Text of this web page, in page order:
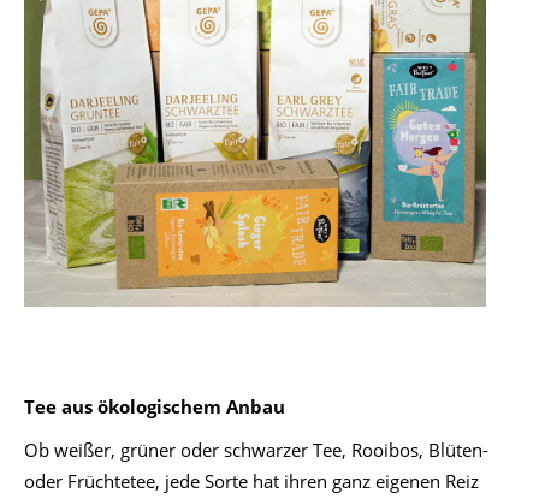
Tee aus ökologischem Anbau
Ob weißer, grüner oder schwarzer Tee, Rooibos, Blüten-
oder Früchtetee, jede Sorte hat ihren ganz eigenen Reiz